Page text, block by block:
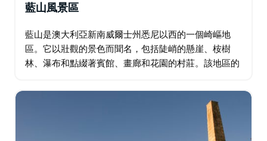
藍山風景區
藍山是澳大利亞新南威爾士州悉尼以西的一個崎嶇地
區。它以壯觀的景色而聞名，包括陡峭的懸崖、桉樹
林、瀑布和點綴著賓館、畫廊和花園的村莊。該地區的
Echo Point 享有著名的三姐妹砂岩岩層景觀。…